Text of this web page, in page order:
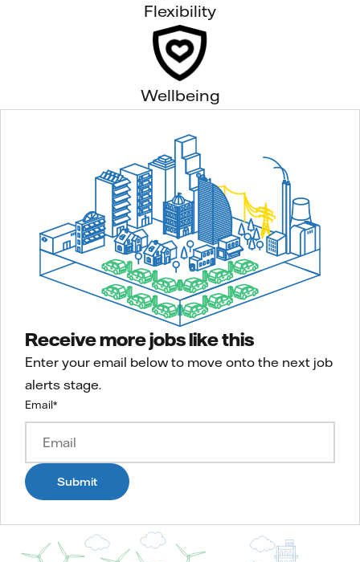
Flexibility
Wellbeing
Receive more jobs like this
Enter your email below to move onto the next job
alerts stage.
Email*
Submit